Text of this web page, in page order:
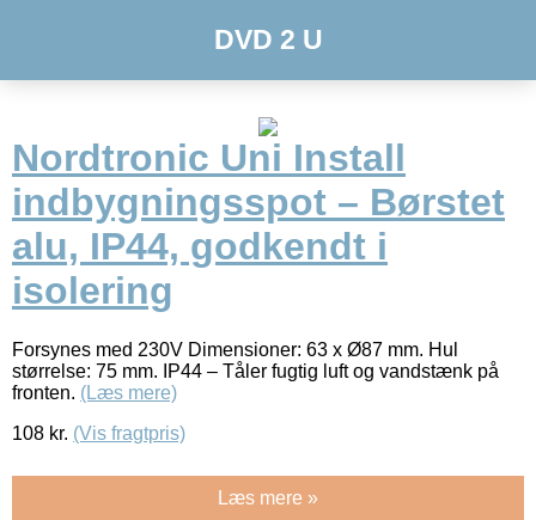
DVD 2 U
Nordtronic Uni Install
indbygningsspot – Børstet
alu, IP44, godkendt i
isolering
Forsynes med 230V Dimensioner: 63 x Ø87 mm. Hul
størrelse: 75 mm. IP44 – Tåler fugtig luft og vandstænk på
fronten. (Læs mere)
108 kr. (Vis fragtpris)
Læs mere »